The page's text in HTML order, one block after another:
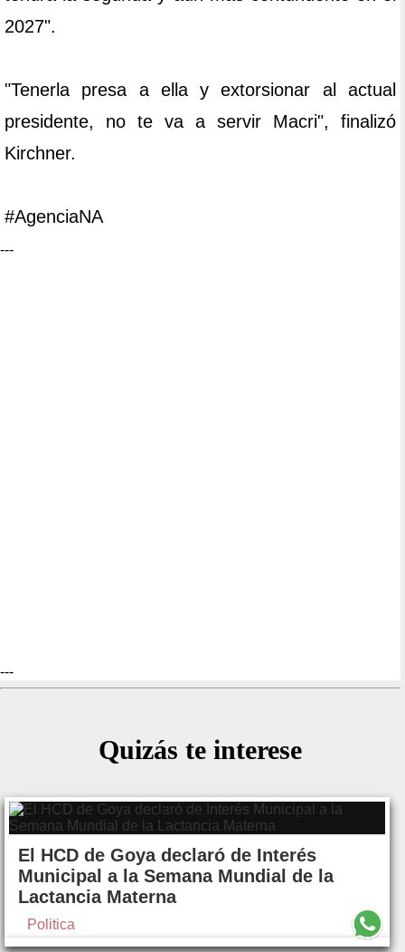
2027".
"Tenerla presa a ella y extorsionar al actual
presidente, no te va a servir Macri", finalizó
Kirchner.
#AgenciaNA
---
---
Quizás te interese
El HCD de Goya declaró de Interés
Municipal a la Semana Mundial de la
Lactancia Materna
Politica